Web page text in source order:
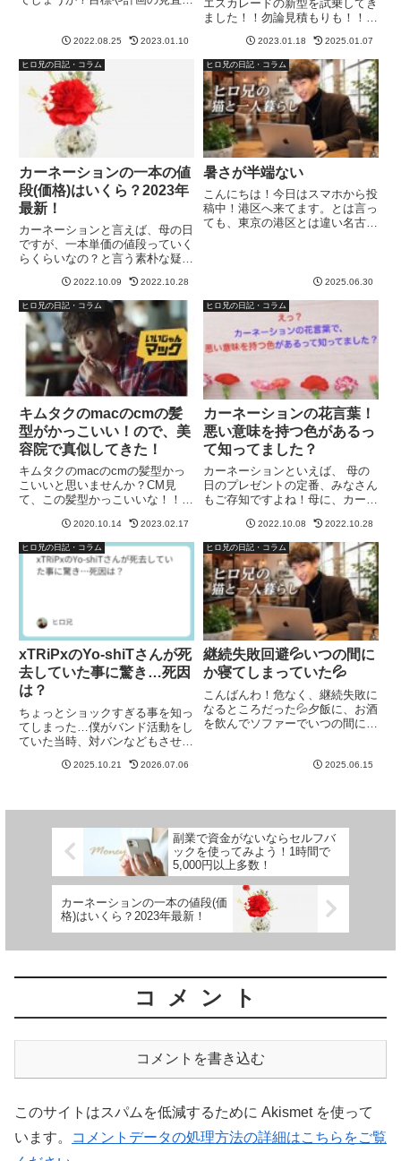
一年が12ヶ月、ちょうど真ん中
の日は、何月何日なんだろう？と
フと思いました。令和になって...
2022.08.25 2023.01.10
エスカレードの新型を試乗してき
ました！！勿論見積もりも！！何
うか、相当よかった！！同時にキ
ャデラックエスカレードの旧型の
フェイスが好きで、候補の一つで
もあるので、そちらも内装を見
さ...
2023.01.18 2025.01.07
ヒロ兄の日記・コラム
カーネーションの一本の値
段(価格)はいくら？2023年
最新！
カーネーションと言えば、母の日
ですが、一本単価の値段っていく
らくらいなの？と言う素朴な疑問
ンの一本の単価(価格)と、年間相
場も気になるところ！結論：カー
ネーションの一本の値段は、150
円～200円位と言う事が、...
2022.10.09 2022.10.28
ヒロ兄の日記・コラム
暑さが半端ない
こんにちは！今日はスマホから投
稿中！港区へ来てます。とは言っ
ても、東京の港区とは違い名古屋
中ブログ更新してるのだけど、エ
の...
2025.06.30
ヒロ兄の日記・コラム
キムタクのmacのcmの髪
型がかっこいい！ので、美
容院で真似してきた！
キムタクのmacのcmの髪型かっ
こいいと思いませんか？CM見
て、この髪型かっこいいな！！っ
にしよう！！と思っていました
(*^^*)▼髪型を参考にしたCM動画
がこれ▼キムタクのmacのcmの
髪型がかっこいい！ので...
2020.10.14 2023.02.17
ヒロ兄の日記・コラム
カーネーションの花言葉！
悪い意味を持つ色があるっ
て知ってました？
カーネーションといえば、 母の
日のプレゼントの定番、みなさん
もご存知ですよね！母に、カーネ
花言葉を調べていたんですが…色
によっては、悪い意味を持つ色が
ある事を、僕自身も初めて知りま
した！！避けたほうがいい、カ
ー...
2022.10.08 2022.10.28
ヒロ兄の日記・コラム
xTRiPxのYo-shiTさんが死
去していた事に驚き…死因
は？
ちょっとショックすぎる事を知っ
てしまった…僕がバンド活動をし
ていた当時、対バンなどもさせて
かったxTRiPxのボーカリストYo-
2025年9月14日に...
2025.10.21 2026.07.06
ヒロ兄の日記・コラム
継続失敗回避💦いつの間に
か寝てしまっていた💦
こんばんわ！危なく、継続失敗に
なるところだった💦夕飯に、お酒
を飲んでソファーでいつの間にか
起きたことが奇跡😂美容院で髪
2025.06.15
副業で資金がないならセルフバ
ックを使ってみよう！1時間で
5,000円以上多数！
カーネーションの一本の値段(価
格)はいくら？2023年最新！
コメント
コメントを書き込む
このサイトはスパムを低減するために Akismet を使って
います。
コメントデータの処理方法の詳細はこちらをご覧